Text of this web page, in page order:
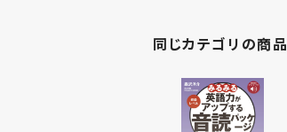
同じカテゴリの商品